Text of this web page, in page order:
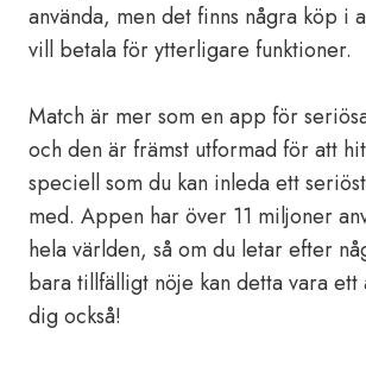
använda, men det finns några köp i
vill betala för ytterligare funktioner.
Match är mer som en app för
och den är främst utformad för att
speciell som du kan inleda ett
med. Appen har över 11 miljoner
hela världen, så om du letar efter
bara tillfälligt nöje kan detta vara
dig också!